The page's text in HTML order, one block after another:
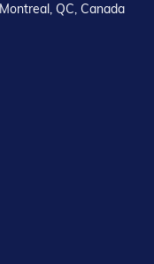
QC, Canada